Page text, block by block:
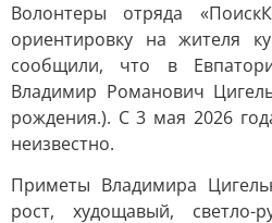
Волонтеры отряда
ориентировку на жителя
сообщили, что в
Владимир Романович
рождения.). С 3 мая 2026
неизвестно.
Приметы Владимира
рост, худощавый, светло-